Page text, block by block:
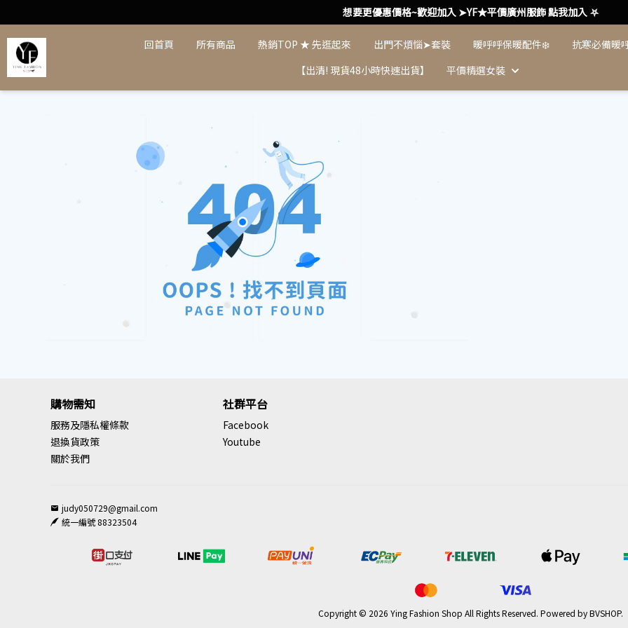
想要更優惠價格~歡迎加入 ➤YF★平價廣州服飾 點我加入 ⛧
回首頁 所有商品 熱銷TOP ★ 先逛起來 出門不煩惱➤套裝 暖呼呼保暖配件❄️
抗寒必備暖
【出清! 現貨48小時快速出貨】
平價精選女裝
購物需知
服務及隱私權條款
退換貨政策
關於我們
社群平台
Facebook
Youtube
judy050729@gmail.com
統一編號 88323504
Copyright © 2026 Ying Fashion Shop All Rights Reserved.Powered byBVSHOP.